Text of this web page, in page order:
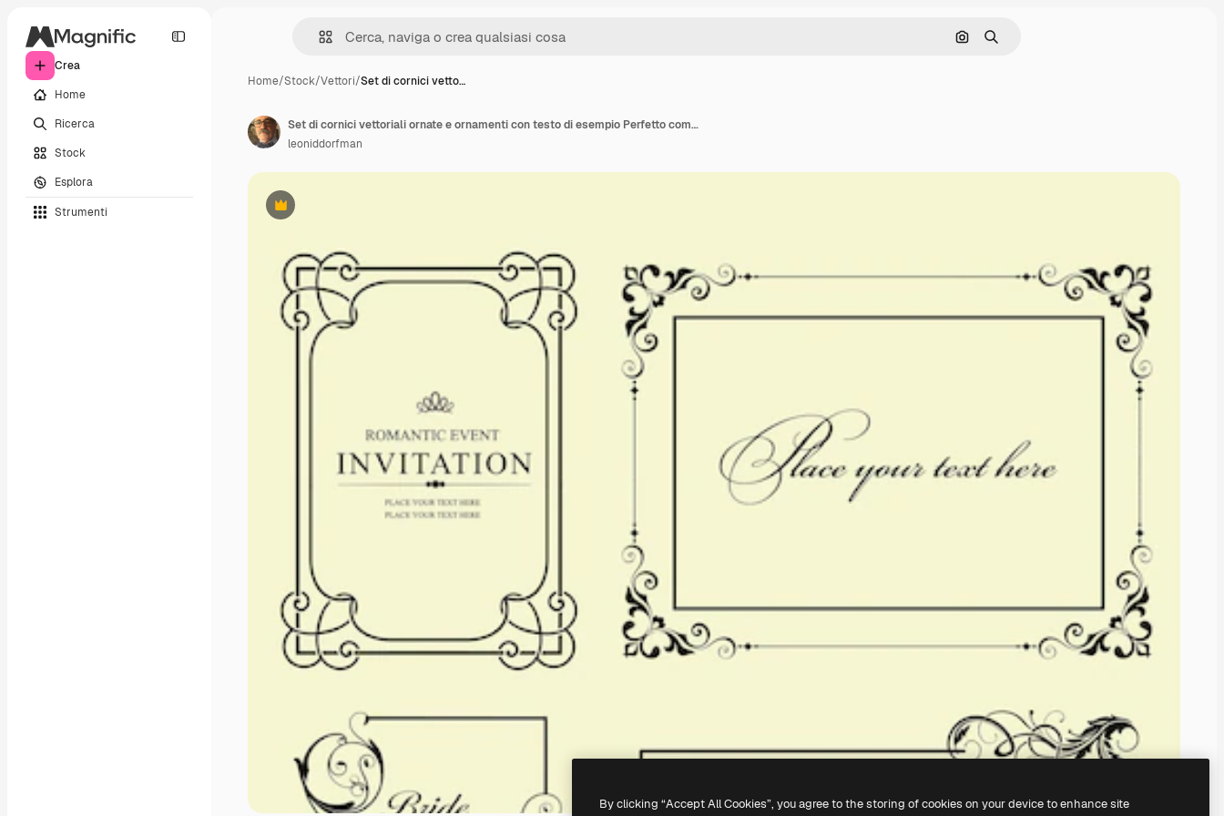
Crea
Home
Ricerca
Stock
Esplora
Strumenti
Cerca per immagine
Ricerca
Home/Stock/Vettori/Set di cornici vetto…
Premium
Set di cornici vettoriali ornate e ornamenti con testo di esempio Perfetto come invito o annuncio Tutti i pezzi sono separati Facile cambiare i colori e modificare
leoniddorfman
By clicking “Accept All Cookies”, you agree to the storing of cookies on your device to enhance site